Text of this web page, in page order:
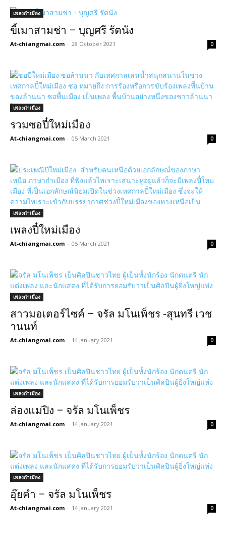
เพลงกำเมือง
ขี้เมาสามช่า – บุญศรี รัตนัง
At-chiangmai.com - 28 October 2021 0
เพลงกำเมือง
รวมซอปี๋ใหม่เมือง
At-chiangmai.com - 05 March 2021 0
เพลงกำเมือง
เพลงปี๋ใหม่เมือง
At-chiangmai.com - 05 March 2021 0
เพลงกำเมือง
สาวมอเตอร์ไซค์ – จรัล มโนเพ็ชร -สุนทรี เวช
านนท์
At-chiangmai.com - 14 January 2021 0
เพลงกำเมือง
ล่องแม่ปิง – จรัล มโนเพ็ชร
At-chiangmai.com - 14 January 2021 0
เพลงกำเมือง
อุ๊ยคำ – จรัล มโนเพ็ชร
At-chiangmai.com - 14 January 2021 0